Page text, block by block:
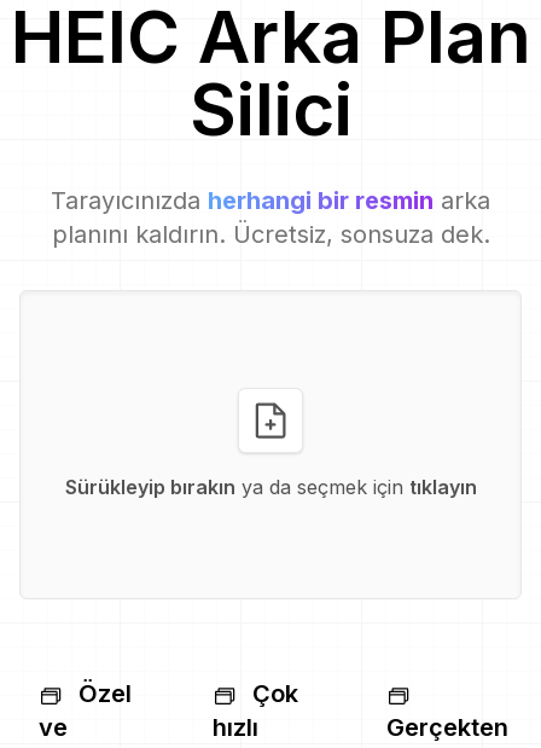
HEIC Arka Plan
Silici
Tarayıcınızda herhangi bir resmin arka
planını kaldırın. Ücretsiz, sonsuza dek.
Sürükleyip bırakın ya da seçmek için tıklayın
Özel
ve
Çok
hızlı
Gerçekten